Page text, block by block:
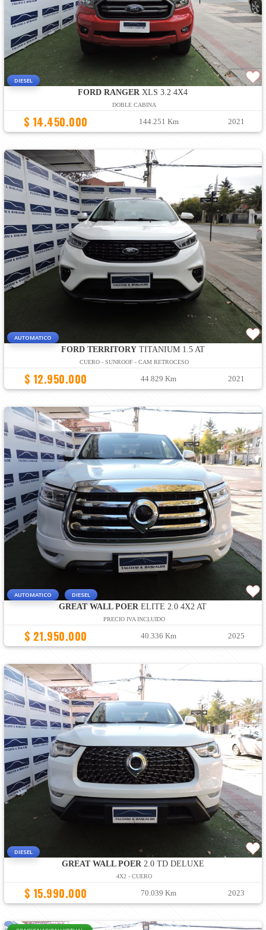
DIESEL
FORD RANGERXLS 3.2 4X4
DOBLE CABINA
$ 14.450.000 144.251 Km 2021
AUTOMATICO
FORD TERRITORYTITANIUM 1.5 AT
CUERO - SUNROOF - CAM RETROCESO
$ 12.950.000 44.829 Km 2021
AUTOMATICO DIESEL
GREAT WALL POERELITE 2.0 4X2 AT
PRECIO IVA INCLUIDO
$ 21.950.000 40.336 Km 2025
DIESEL
GREAT WALL POER 2.0 TD DELUXE
4X2 - CUERO
$ 15.990.000 70.039 Km 2023